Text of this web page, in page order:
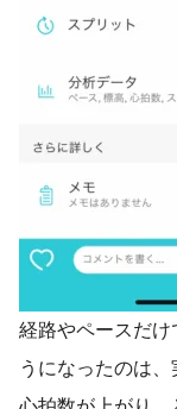
経路やペースだけ
うになったのは